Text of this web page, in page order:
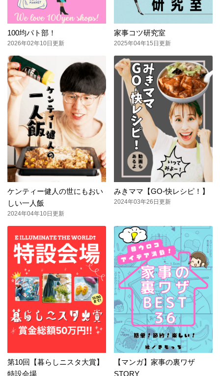
100均パト部！
2026年02年10日更新
家事コツ研究室
2025年04年15日更新
ケンティー健人の世にもおい
しい一人飯
2024年04年10日更新
みきママ【GO-快レシピ！】
2024年03年26日更新
第10回【暮らしニスタ大賞】
特設会場
【マンガ】家事の裏ワザ
STORY